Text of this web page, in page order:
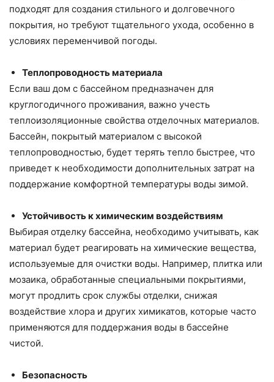
подходят для создания стильного и долговечного
покрытия, но требуют тщательного ухода, особенно в
условиях переменчивой погоды.
Теплопроводность материала
Если ваш дом с бассейном предназначен для
круглогодичного проживания, важно учесть
теплоизоляционные свойства отделочных материалов.
Бассейн, покрытый материалом с высокой
теплопроводностью, будет терять тепло быстрее, что
приведет к необходимости дополнительных затрат на
поддержание комфортной температуры воды зимой.
Устойчивость к химическим воздействиям
Выбирая отделку бассейна, необходимо учитывать, как
материал будет реагировать на химические вещества,
используемые для очистки воды. Например, плитка или
мозаика, обработанные специальными покрытиями,
могут продлить срок службы отделки, снижая
воздействие хлора и других химикатов, которые часто
применяются для поддержания воды в бассейне
чистой.
Безопасность